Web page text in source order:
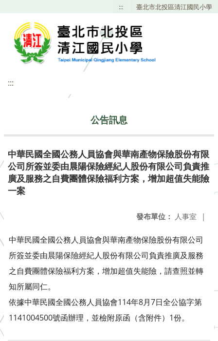
::: 臺北市北投區清江國民小學
:::
公告訊息
中華民國全國公務人員協會與華南產物保險股份有限
公司所簽並委由晨陽保險經紀人股份有限公司負責推
廣及服務之自費團體保險福利方案，增加超值失能險
一案
發布單位： 人事室 |
中華民國全國公務人員協會與華南產物保險股份有限公司
所簽並委由晨陽保險經紀人股份有限公司負責推廣及服務
之自費團體保險福利方案，增加超值失能險，請查照並轉
知所屬同仁。
依據中華民國全國公務人員協會114年8月7日全公協字第
1141004500號函辦理，並檢附原函（含附件）1份。